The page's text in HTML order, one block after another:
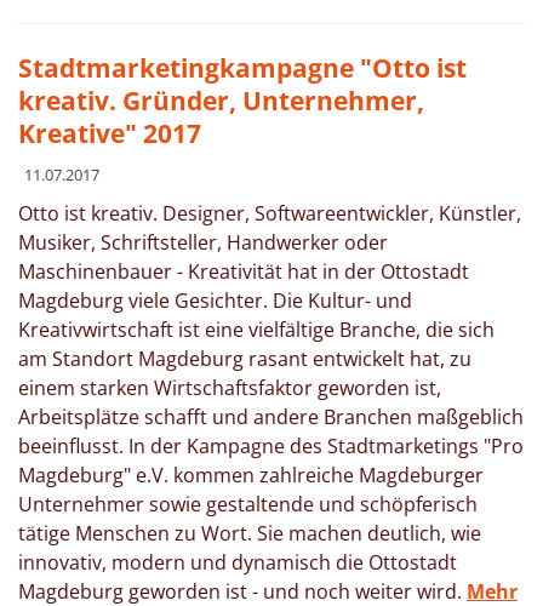
Stadtmarketingkampagne "Otto ist
kreativ. Gründer, Unternehmer,
Kreative" 2017
11.07.2017
Otto ist kreativ. Designer, Softwareentwickler, Künstler,
Musiker, Schriftsteller, Handwerker oder
Maschinenbauer - Kreativität hat in der Ottostadt
Magdeburg viele Gesichter. Die Kultur- und
Kreativwirtschaft ist eine vielfältige Branche, die sich
am Standort Magdeburg rasant entwickelt hat, zu
einem starken Wirtschaftsfaktor geworden ist,
Arbeitsplätze schafft und andere Branchen maßgeblich
beeinflusst. In der Kampagne des Stadtmarketings "Pro
Magdeburg" e.V. kommen zahlreiche Magdeburger
Unternehmer sowie gestaltende und schöpferisch
tätige Menschen zu Wort. Sie machen deutlich, wie
innovativ, modern und dynamisch die Ottostadt
Magdeburg geworden ist - und noch weiter wird. Mehr